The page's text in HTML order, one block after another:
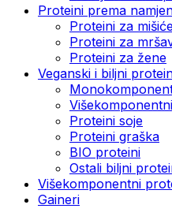
Proteini prema
Proteini za
Proteini za
Proteini za žene
Veganski i biljni
Proteini soje
Proteini graška
BIO proteini
Ostali biljni
Višekomponentni
Gaineri